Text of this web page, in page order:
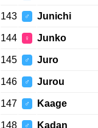
143 ♂ Junichi
144 ♀ Junko
145 ♂ Juro
146 ♂ Jurou
147 ♂ Kaage
148 ♂ Kadan